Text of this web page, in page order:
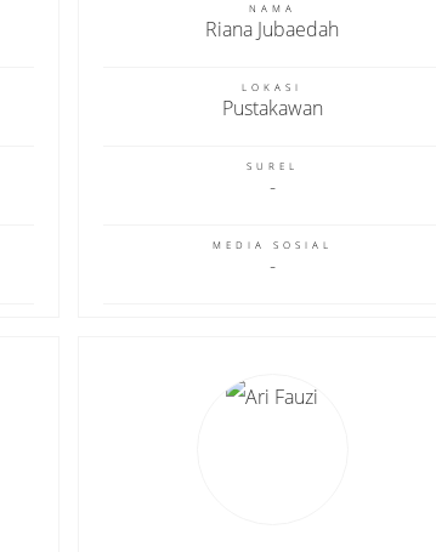
NAMA
Riana Jubaedah
LOKASI
Pustakawan
SUREL
MEDIA SOSIAL